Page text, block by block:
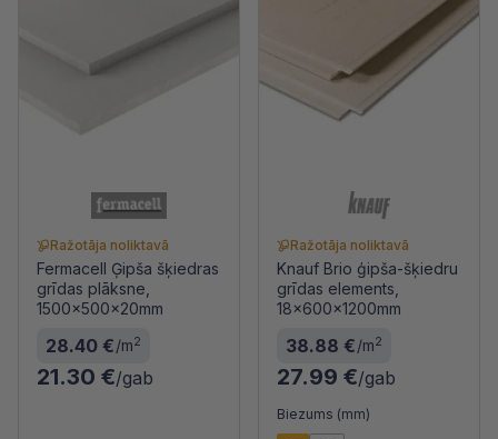
Ražotāja noliktavā
Fermacell Ģipša šķiedras
grīdas plāksne,
1500x500x20mm
28.40 €/m2
21.30 €/gab
Ražotāja noliktavā
Knauf Brio ģipša-šķiedru
grīdas elements,
18x600x1200mm
38.88 €/m2
27.99 €/gab
Biezums (mm)